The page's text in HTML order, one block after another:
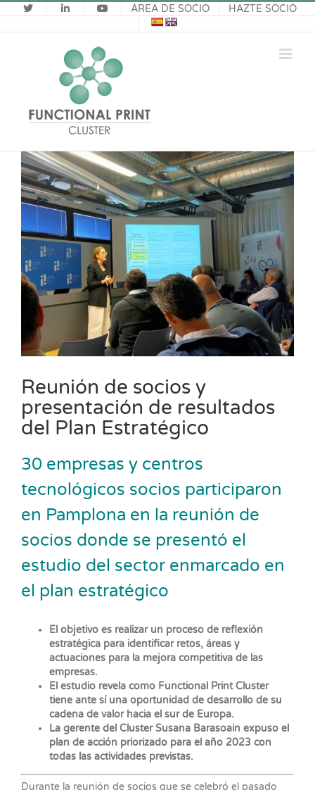
Saltar
al
contenido
ÁREA DE SOCIO HAZTE SOCIO
Ver
imagen
más
grande
Reunión de socios y
presentación de resultados
del Plan Estratégico
30 empresas y centros
tecnológicos socios participaron
en Pamplona en la reunión de
socios donde se presentó el
estudio del sector enmarcado en
el plan estratégico
El objetivo es realizar un proceso de reflexión
estratégica para identificar retos, áreas y
actuaciones para la mejora competitiva de las
empresas.
El estudio revela como Functional Print Cluster
tiene ante sí una oportunidad de desarrollo de su
cadena de valor hacia el sur de Europa.
La gerente del Cluster Susana Barasoain expuso el
plan de acción priorizado para el año 2023 con
todas las actividades previstas.
Durante la reunión de socios que se celebró el pasado